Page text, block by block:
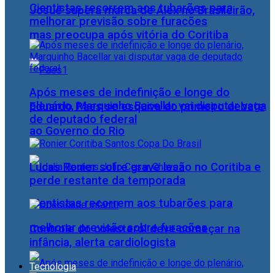
Josué supera marca de Alex no Brasileirão,
mas preocupa após vitória do Coritiba
Eduardo Paes se esquiva do primeiro debate
ao Governo do Rio
Cientistas recorrem aos tubarões para
melhorar previsão sobre furacões
Cientistas recorrem aos tubarões para
melhorar previsão sobre furacões
Após meses de indefinição e longe do
plenário, Marquinho Bacellar vai disputar vaga
de deputado federal
Lucas Ronier sofre grave lesão no Coritiba e
perde restante da temporada
Controle do colesterol deve começar na
infância, alerta cardiologista
Tecnologia